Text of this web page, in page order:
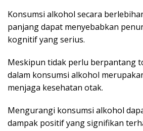
Konsumsi alkohol secara
panjang dapat menyebabkan
kognitif yang serius.
Meskipun tidak perlu berpantang
dalam konsumsi alkohol
menjaga kesehatan otak.
Mengurangi konsumsi alkohol
dampak positif yang signifikan